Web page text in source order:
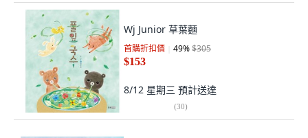
Wj Junior 草葉麵
首購折扣價 49%$305
$153
8/12 星期三 預計送達
(30)